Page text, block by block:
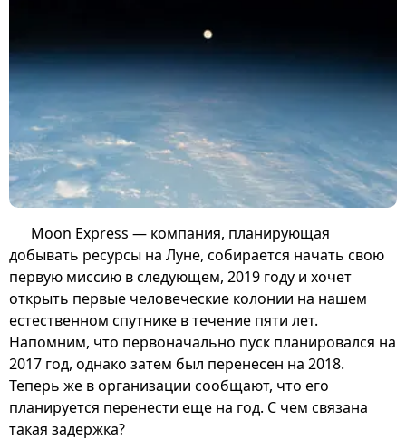
Moon Express — компания, планирующая
добывать ресурсы на Луне, собирается начать свою
первую миссию в следующем, 2019 году и хочет
открыть первые человеческие колонии на нашем
естественном спутнике в течение пяти лет.
Напомним, что первоначально пуск планировался на
2017 год, однако затем был перенесен на 2018.
Теперь же в организации сообщают, что его
планируется перенести еще на год. С чем связана
такая задержка?